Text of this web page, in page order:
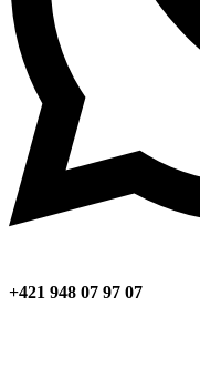
+421 948 07 97 07